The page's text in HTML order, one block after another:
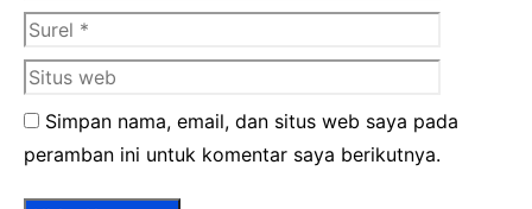
web
Simpan nama, email, dan situs web saya pada
peramban ini untuk komentar saya berikutnya.